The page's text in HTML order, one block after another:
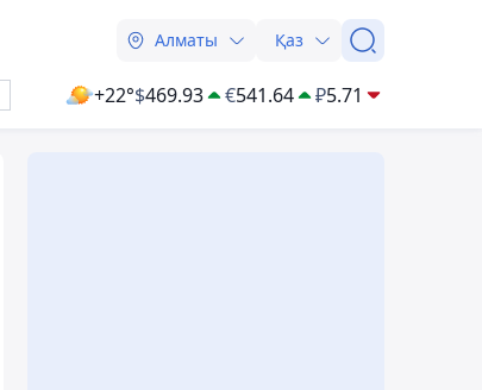
Алматы Қаз
+22°$469.93 €541.64 ₽5.71